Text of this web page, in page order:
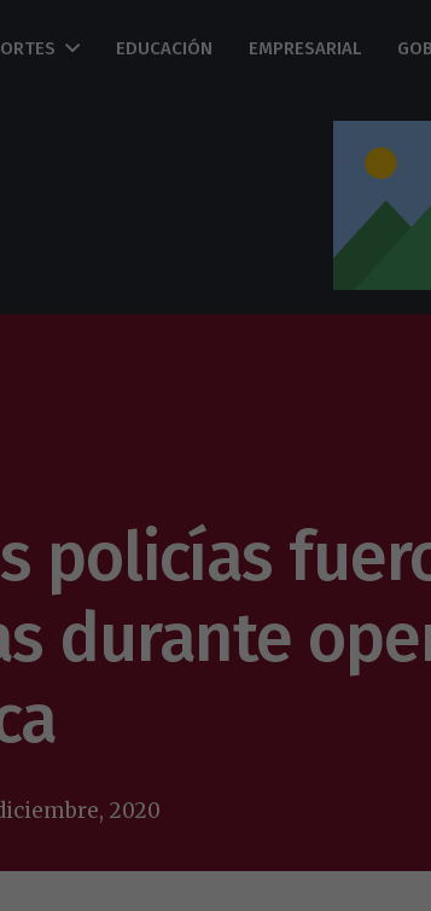
EDUCACIÓN EMPRESARIAL
policías
durante
2020